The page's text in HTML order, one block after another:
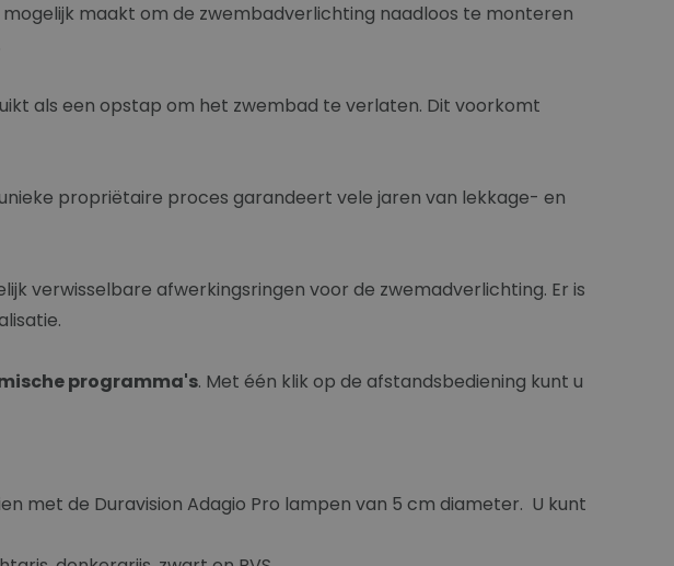
maakt om de zwembadverlichting naadloos te monteren
als een opstap om het zwembad te verlaten. Dit voorkomt
propriëtaire proces garandeert vele jaren van lekkage- en
verwisselbare afwerkingsringen voor de zwemadverlichting. Er is
programma's. Met één klik op de afstandsbediening kunt u
met de Duravision Adagio Pro lampen van 5 cm diameter. U kunt